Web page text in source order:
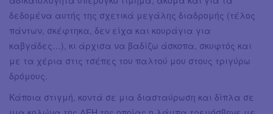
δεδομένα αυτής της σχετικά μεγάλης διαδρομής (τέλος
πάντων, σκέφτηκα, δεν είχα και κουράγια για
καβγάδες…), κι άρχισα να βαδίζω άσκοπα, σκυφτός και
με τα χέρια στις τσέπες του παλτού μου στους τριγύρω
δρόμους.
Κάποια στιγμή, κοντά σε μια διασταύρωση και δίπλα σε